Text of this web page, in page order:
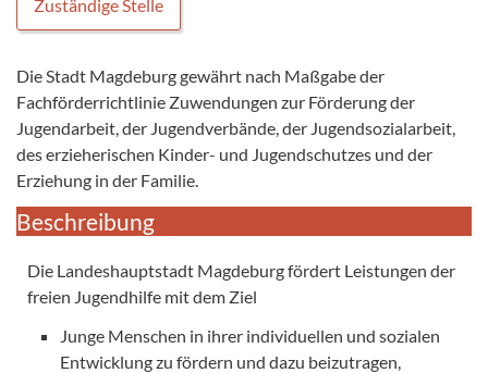
Zuständige Stelle
Die Stadt Magdeburg gewährt nach Maßgabe der
Fachförderrichtlinie Zuwendungen zur Förderung der
Jugendarbeit, der Jugendverbände, der Jugendsozialarbeit,
des erzieherischen Kinder- und Jugendschutzes und der
Erziehung in der Familie.
Beschreibung
Die Landeshauptstadt Magdeburg fördert Leistungen der
freien Jugendhilfe mit dem Ziel
Junge Menschen in ihrer individuellen und sozialen
Entwicklung zu fördern und dazu beizutragen,